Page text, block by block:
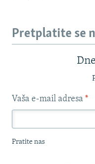
Pretplatite se
Vaša e-mail adresa *
Pratite nas